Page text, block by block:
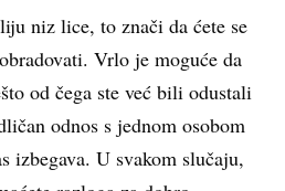
niz lice, to znači da ćete se
Vrlo je moguće da
od čega ste već bili odustali
odnos s jednom osobom
izbegava. U svakom slučaju,